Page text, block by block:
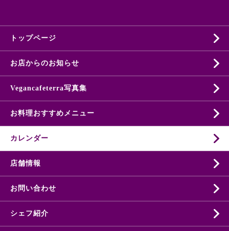
トップページ
お店からのお知らせ
Vegancafeterra写真集
お料理おすすめメニュー
カレンダー
店舗情報
お問い合わせ
シェフ紹介